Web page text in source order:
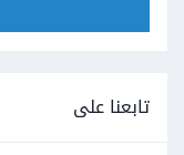
تابعنا على